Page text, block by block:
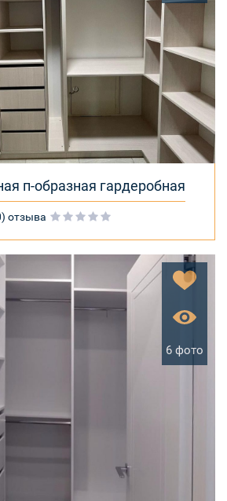
п-образная гардеробная
отзыва
6 фото